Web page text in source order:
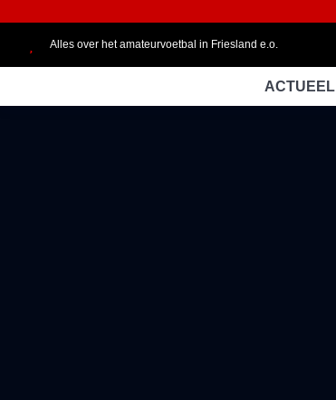
Alles over het amateurvoetbal in Friesland e.o.
ACTUEEL